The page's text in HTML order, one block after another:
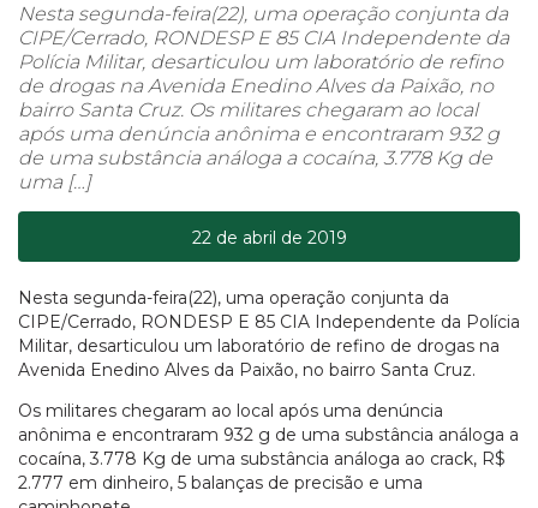
Nesta segunda-feira(22), uma operação conjunta da
CIPE/Cerrado, RONDESP E 85 CIA Independente da
Polícia Militar, desarticulou um laboratório de refino
de drogas na Avenida Enedino Alves da Paixão, no
bairro Santa Cruz. Os militares chegaram ao local
após uma denúncia anônima e encontraram 932 g
de uma substância análoga a cocaína, 3.778 Kg de
uma […]
22 de abril de 2019
Nesta segunda-feira(22), uma operação conjunta da
CIPE/Cerrado, RONDESP E 85 CIA Independente da Polícia
Militar, desarticulou um laboratório de refino de drogas na
Avenida Enedino Alves da Paixão, no bairro Santa Cruz.
Os militares chegaram ao local após uma denúncia
anônima e encontraram 932 g de uma substância análoga a
cocaína, 3.778 Kg de uma substância análoga ao crack, R$
2.777 em dinheiro, 5 balanças de precisão e uma